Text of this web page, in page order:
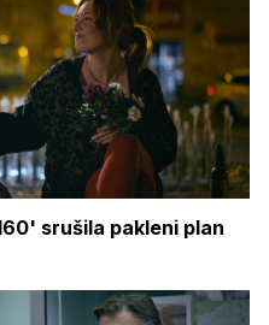
srušila pakleni plan